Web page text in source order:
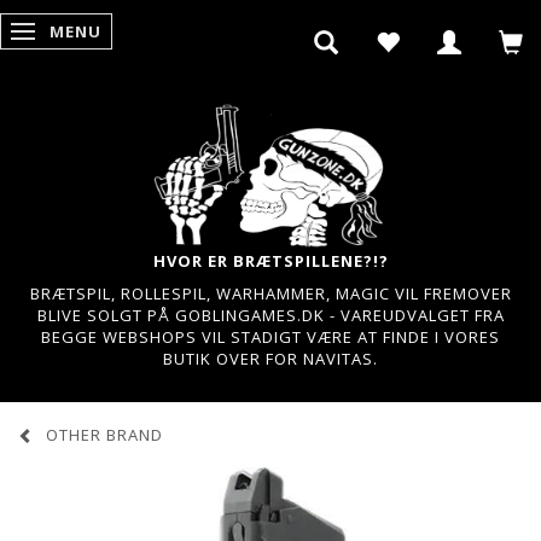
SKIFTE NAVIGATION
MENU
HVOR ER BRÆTSPILLENE?!?
BRÆTSPIL, ROLLESPIL, WARHAMMER, MAGIC VIL FREMOVER
BLIVE SOLGT PÅ GOBLINGAMES.DK - VAREUDVALGET FRA
BEGGE WEBSHOPS VIL STADIGT VÆRE AT FINDE I VORES
BUTIK OVER FOR NAVITAS.
OTHER BRAND